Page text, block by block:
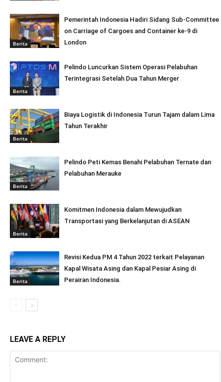
Berita
Pemerintah Indonesia Hadiri Sidang Sub-Committee
on Carriage of Cargoes and Container ke-9 di
London
Berita
Pelindo Luncurkan Sistem Operasi Pelabuhan
Terintegrasi Setelah Dua Tahun Merger
Berita
Biaya Logistik di Indonesia Turun Tajam dalam Lima
Tahun Terakhir
Berita
Pelindo Peti Kemas Benahi Pelabuhan Ternate dan
Pelabuhan Merauke
Berita
Komitmen Indonesia dalam Mewujudkan
Transportasi yang Berkelanjutan di ASEAN
Berita
Revisi Kedua PM 4 Tahun 2022 terkait Pelayanan
Kapal Wisata Asing dan Kapal Pesiar Asing di
Perairan Indonesia.
LEAVE A REPLY